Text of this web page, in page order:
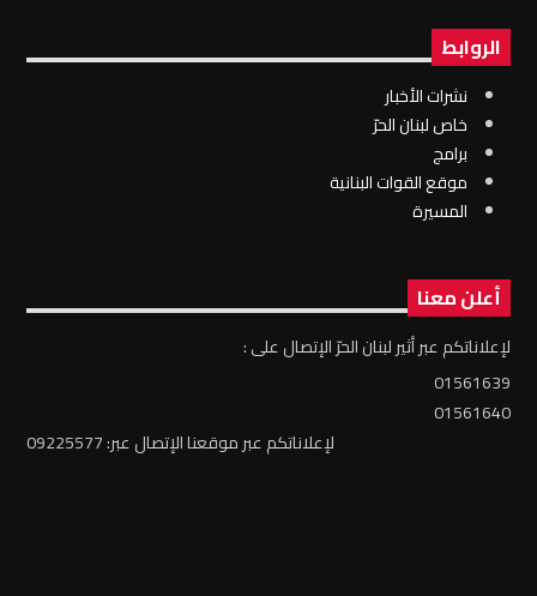
الروابط
نشرات الأخبار
خاص لبنان الحرّ
برامج
موقع القوات البنانية
المسيرة
أعلن معنا
لإعلاناتكم عبر أثير لبنان الحرّ الإتصال على :
01561639
01561640
لإعلاناتكم عبر موقعنا الإتصال عبر: 09225577